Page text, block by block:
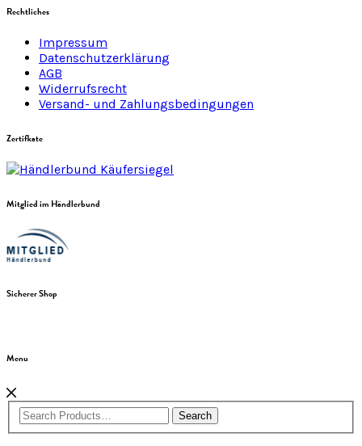
Rechtliches
Impressum
Datenschutzerklärung
AGB
Widerrufsrecht
Versand- und Zahlungsbedingungen
Zertifkate
Mitglied im Händlerbund
Sicherer Shop
Menu
Search